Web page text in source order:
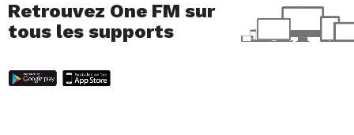
Retrouvez One FM sur
tous les supports